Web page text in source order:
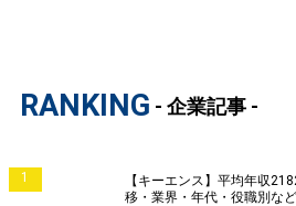
RANKING - 企業記事 -
1
【キーエンス】平均年収
移・業界・年代・役職別な